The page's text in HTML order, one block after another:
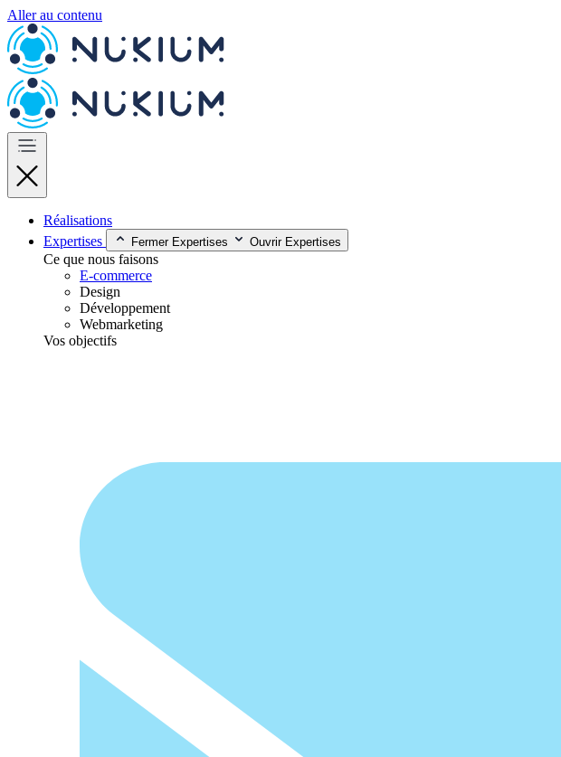
Aller au contenu
Réalisations
Expertises
Fermer Expertises Ouvrir Expertises
Ce que nous faisons
E-commerce
Design
Développement
Webmarketing
Vos objectifs